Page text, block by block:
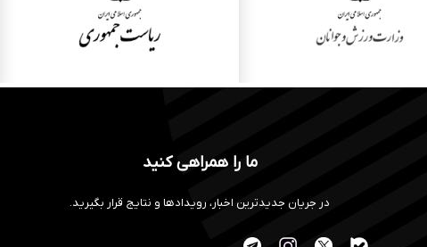
ما را همراهی کنید
در جریان جدیدترین اخبار، رویدادها و نتایج قرار بگیرید.